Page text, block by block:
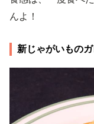
んよ！
新じゃがいものガ